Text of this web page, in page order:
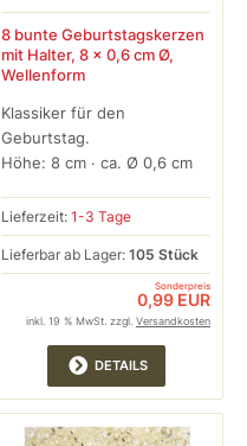
8 bunte Geburtstagskerzen
mit Halter, 8 x 0,6 cm Ø,
Wellenform
Klassiker für den
Geburtstag.
Höhe: 8 cm · ca. Ø 0,6 cm
Lieferzeit: 1-3 Tage
Lieferbar ab Lager: 105 Stück
Sonderpreis
0,99 EUR
inkl. 19 % MwSt. zzgl. Versandkosten
DETAILS